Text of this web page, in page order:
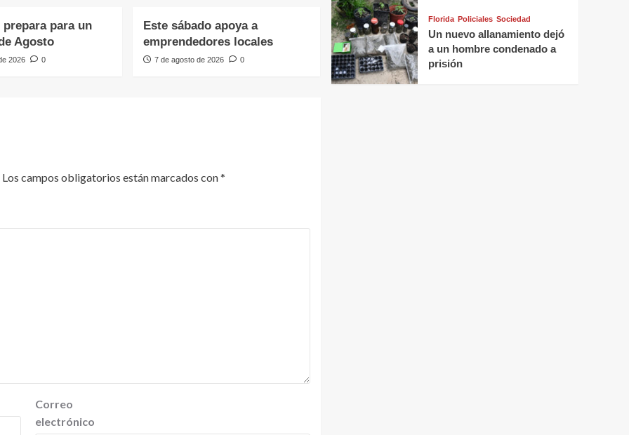
prepara para un
Agosto
2026 0
Este sábado apoya a
emprendedores locales
7 de agosto de 2026 0
Los campos obligatorios están marcados con*
Correo
electrónico
Florida Policiales Sociedad
Un nuevo allanamiento dejó
a un hombre condenado a
prisión